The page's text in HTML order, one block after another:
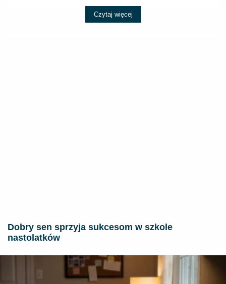
Czytaj więcej
Dobry sen sprzyja sukcesom w szkole
nastolatków